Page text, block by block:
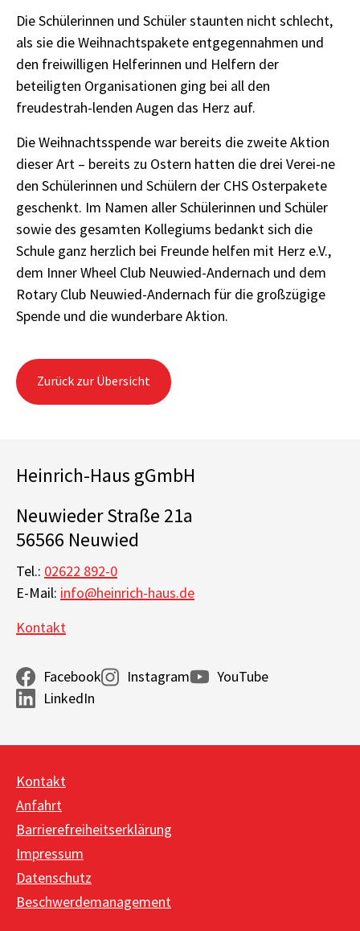
Die Schülerinnen und Schüler staunten nicht schlecht,
als sie die Weihnachtspakete entgegennahmen und
den freiwilligen Helferinnen und Helfern der
beteiligten Organisationen ging bei all den
freudestrah-lenden Augen das Herz auf.
Die Weihnachtsspende war bereits die zweite Aktion
dieser Art – bereits zu Ostern hatten die drei Verei-ne
den Schülerinnen und Schülern der CHS Osterpakete
geschenkt. Im Namen aller Schülerinnen und Schüler
sowie des gesamten Kollegiums bedankt sich die
Schule ganz herzlich bei Freunde helfen mit Herz e.V.,
dem Inner Wheel Club Neuwied-Andernach und dem
Rotary Club Neuwied-Andernach für die großzügige
Spende und die wunderbare Aktion.
Zurück zur Übersicht
Heinrich-Haus gGmbH
Neuwieder Straße 21a
56566 Neuwied
Tel.: 02622 892-0
E-Mail: info@heinrich-haus.de
Kontakt
Facebook Instagram
YouTube
LinkedIn
Kontakt
Anfahrt
Barrierefreiheitserklärung
Impressum
Datenschutz
Beschwerdemanagement